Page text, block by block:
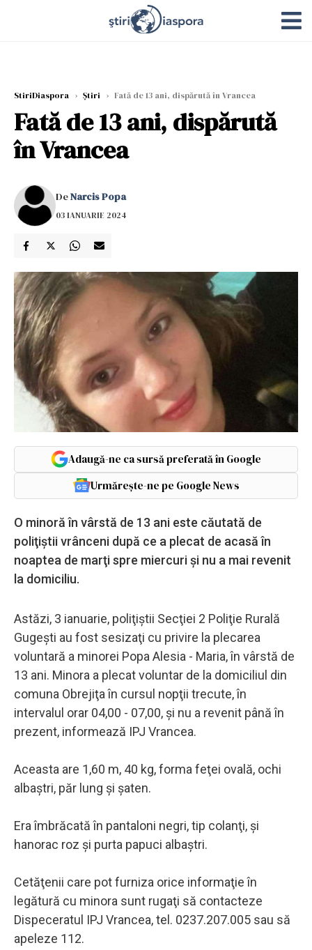
StiriDiaspora › Știri › Fată de 13 ani, dispărută în Vrancea
Fată de 13 ani, dispărută
în Vrancea
DeNarcis Popa
03 IANUARIE 2024
Adaugă-ne ca sursă preferată în Google
Urmărește-ne pe Google News
O minoră în vârstă de 13 ani este căutată de
poliţiştii vrânceni după ce a plecat de acasă în
noaptea de marţi spre miercuri şi nu a mai revenit
la domiciliu.
Astăzi, 3 ianuarie, poliţiştii Secţiei 2 Poliţie Rurală
Gugeşti au fost sesizaţi cu privire la plecarea
voluntară a minorei Popa Alesia - Maria, în vârstă de
13 ani. Minora a plecat voluntar de la domiciliul din
comuna Obrejiţa în cursul nopţii trecute, în
intervalul orar 04,00 - 07,00, şi nu a revenit până în
prezent, informează IPJ Vrancea.
Aceasta are 1,60 m, 40 kg, forma feţei ovală, ochi
albaştri, păr lung şi şaten.
Era îmbrăcată în pantaloni negri, tip colanţi, şi
hanorac roz şi purta papuci albaştri.
Cetăţenii care pot furniza orice informaţie în
legătură cu minora sunt rugaţi să contacteze
Dispeceratul IPJ Vrancea, tel. 0237.207.005 sau să
apeleze 112.